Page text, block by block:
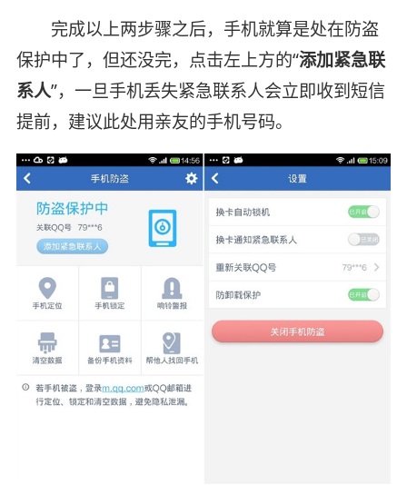
完成以上两步骤之后，手机就算是处在防盗
保护中了，但还没完，点击左上方的“添加紧急联
系人”，一旦手机丢失紧急联系人会立即收到短信
提前，建议此处用亲友的手机号码。